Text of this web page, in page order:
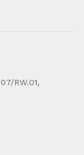
RW.01,